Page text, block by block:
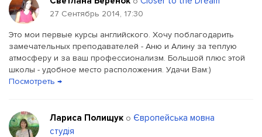
27 Сентябрь 2014, 17:30
Это мои первые курсы английского. Хочу поблагодарить
замечательных преподавателей - Аню и Алину за теплую
атмосферу и за ваш профессионализм. Большой плюс этой
школы - удобное место расположения. Удачи Вам:)
Посмотреть →
Лариса Полищук о Європейська мовна
студія